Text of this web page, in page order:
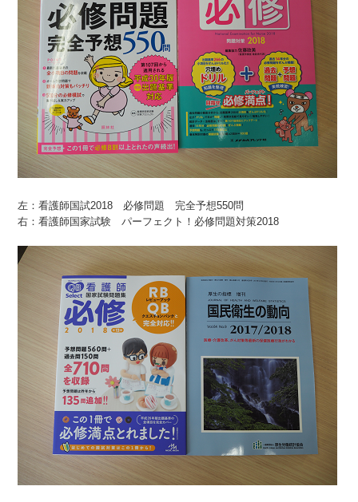
左：看護師国試2018 必修問題 完全予想550問
右：看護師国家試験 パーフェクト！必修問題対策2018